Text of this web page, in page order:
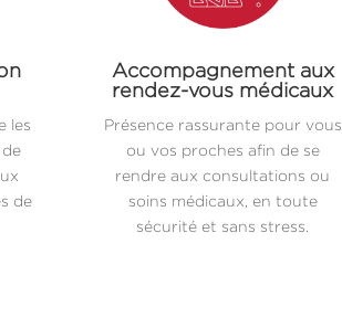
les
de
Accompagnement aux
rendez-vous médicaux
Présence rassurante pour vous
ou vos proches afin de se
rendre aux consultations ou
soins médicaux, en toute
sécurité et sans stress.